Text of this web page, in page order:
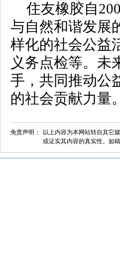
住友橡胶自
与自然和谐发展
样化的社会公益
义务点检等。未
手，共同推动公
的社会贡献力量。
免责声明：
以上内容为本网站转自其它
或证实其内容的真实性。如